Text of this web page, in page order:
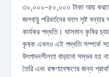
৩০,০০০-৫০,০০০ টাকা আয়
জলবায়ু পরিবর্তনের ফলে সৃষ্ট
কার্যকর পদ্ধতি। ভাসমান কৃষির
কৃষক এখনও এই পদ্ধতি সম্পর্কে
উৎপাদনশীলতা বাড়ানো সম্ভব হয়
তৈরি এবং রক্ষণাবেক্ষণের জন্য